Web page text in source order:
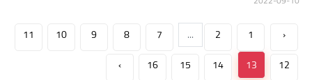
‹
1
2
...
7
8
9
10
11
12
13
14
15
16
›